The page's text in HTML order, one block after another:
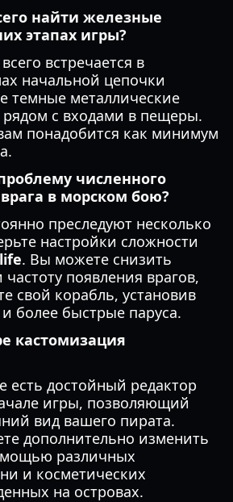
найти железные
этапах игры?
встречается в
начальной цепочки
темные металлические
с входами в пещеры.
понадобится как минимум
численного
в морском бою?
преследуют несколько
настройки сложности
. Вы можете снизить
частоту появления врагов,
свой корабль, установив
более быстрые паруса.
кастомизация
есть достойный редактор
игры, позволяющий
вид вашего пирата.
дополнительно изменить
различных
и косметических
на островах.